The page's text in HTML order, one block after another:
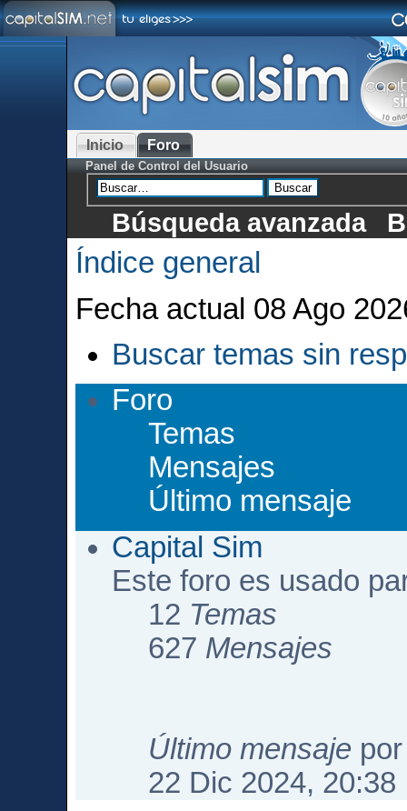
Inicio Foro
Panel de Control del Usuario
Búsqueda avanzada
Índice general
Fecha actual 08 Ago
Buscar temas sin
Foro
Temas
Mensajes
Último mensaje
Capital Sim
Este foro es usado
12 Temas
627 Mensajes
Último mensaje
22 Dic 2024, 20:38